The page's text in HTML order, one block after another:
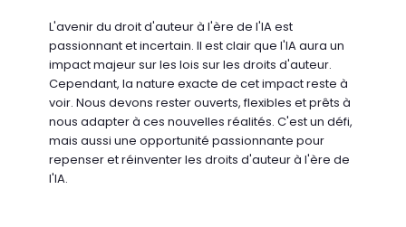
L'avenir du droit d'auteur à l'ère de l'IA est
passionnant et incertain. Il est clair que l'IA aura un
impact majeur sur les lois sur les droits d'auteur.
Cependant, la nature exacte de cet impact reste à
voir. Nous devons rester ouverts, flexibles et prêts à
nous adapter à ces nouvelles réalités. C'est un défi,
mais aussi une opportunité passionnante pour
repenser et réinventer les droits d'auteur à l'ère de
l'IA.